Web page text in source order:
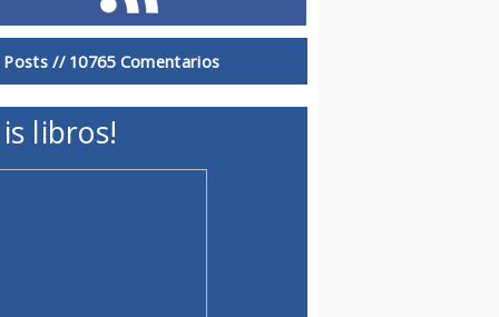
Posts // 10765 Comentarios
libros!